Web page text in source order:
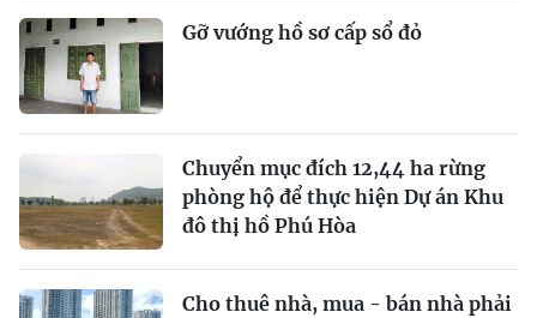
Gỡ vướng hồ sơ cấp sổ đỏ
Chuyển mục đích 12,44 ha rừng
phòng hộ để thực hiện Dự án Khu
đô thị hồ Phú Hòa
Cho thuê nhà, mua - bán nhà phải